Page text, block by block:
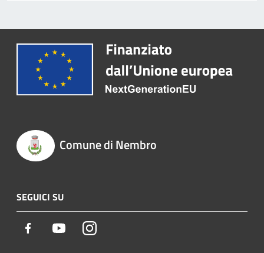
Comune di Nembro
SEGUICI SU
Facebook YoutubeInstagram